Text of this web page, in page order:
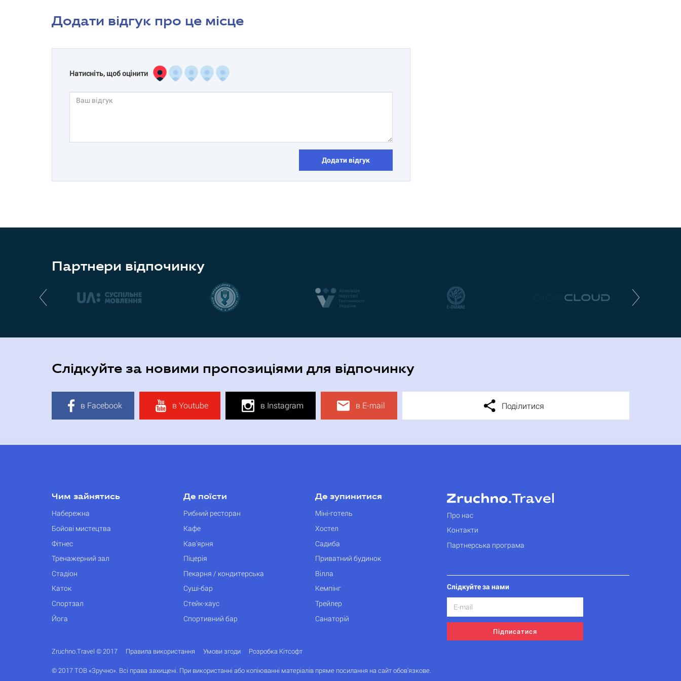
Додати відгук про це місце
Натисніть, щоб оцінити
Додати відгук
Партнери відпочинку
Слідкуйте за новими пропозиціями для відпочинку
в Facebook в Youtube в Instagram в E-mail Поділитися
Чим зайнятись
Набережна
Бойові мистецтва
Фітнес
Тренажерний зал
Стадіон
Каток
Спортзал
Йога
Де поїсти
Рибний ресторан
Кафе
Кав’ярня
Піцерія
Пекарня / кондитерська
Суші-бар
Стейк-хаус
Спортивний бар
Де зупинитися
Міні-готель
Хостел
Садиба
Приватний будинок
Вілла
Кемпінг
Трейлер
Санаторій
Про нас
Контакти
Партнерська програма
Слідкуйте за нами
Підписатися
Zruchno.Travel © 2017 Правила використання Умови згоди Розробка Кітсофт
© 2017 ТОВ «Зручно». Всі права захищені. При використанні або копіюванні матеріалів пряме посилання на сайт обов'язкове.